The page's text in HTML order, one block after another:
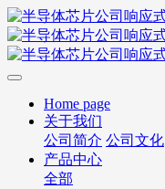
Home page
关于我们
公司简介 公司文化
产品中心
全部